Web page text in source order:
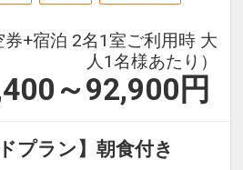
券+宿泊 2名1室ご利用時 大
人1名様あたり）
～92,900 円
プラン】朝食付き